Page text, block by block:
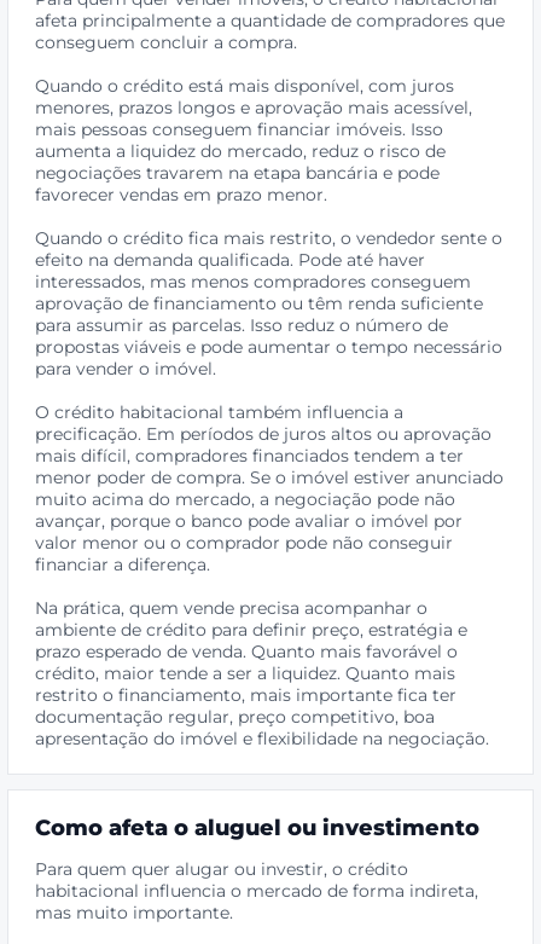
afeta principalmente a quantidade de compradores que
conseguem concluir a compra.
Quando o crédito está mais disponível, com juros
menores, prazos longos e aprovação mais acessível,
mais pessoas conseguem financiar imóveis. Isso
aumenta a liquidez do mercado, reduz o risco de
negociações travarem na etapa bancária e pode
favorecer vendas em prazo menor.
Quando o crédito fica mais restrito, o vendedor sente o
efeito na demanda qualificada. Pode até haver
interessados, mas menos compradores conseguem
aprovação de financiamento ou têm renda suficiente
para assumir as parcelas. Isso reduz o número de
propostas viáveis e pode aumentar o tempo necessário
para vender o imóvel.
O crédito habitacional também influencia a
precificação. Em períodos de juros altos ou aprovação
mais difícil, compradores financiados tendem a ter
menor poder de compra. Se o imóvel estiver anunciado
muito acima do mercado, a negociação pode não
avançar, porque o banco pode avaliar o imóvel por
valor menor ou o comprador pode não conseguir
financiar a diferença.
Na prática, quem vende precisa acompanhar o
ambiente de crédito para definir preço, estratégia e
prazo esperado de venda. Quanto mais favorável o
crédito, maior tende a ser a liquidez. Quanto mais
restrito o financiamento, mais importante fica ter
documentação regular, preço competitivo, boa
apresentação do imóvel e flexibilidade na negociação.
Como afeta o aluguel ou investimento
Para quem quer alugar ou investir, o crédito
habitacional influencia o mercado de forma indireta,
mas muito importante.